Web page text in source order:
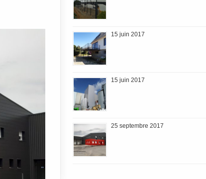
15 juin 2017
15 juin 2017
25 septembre 2017